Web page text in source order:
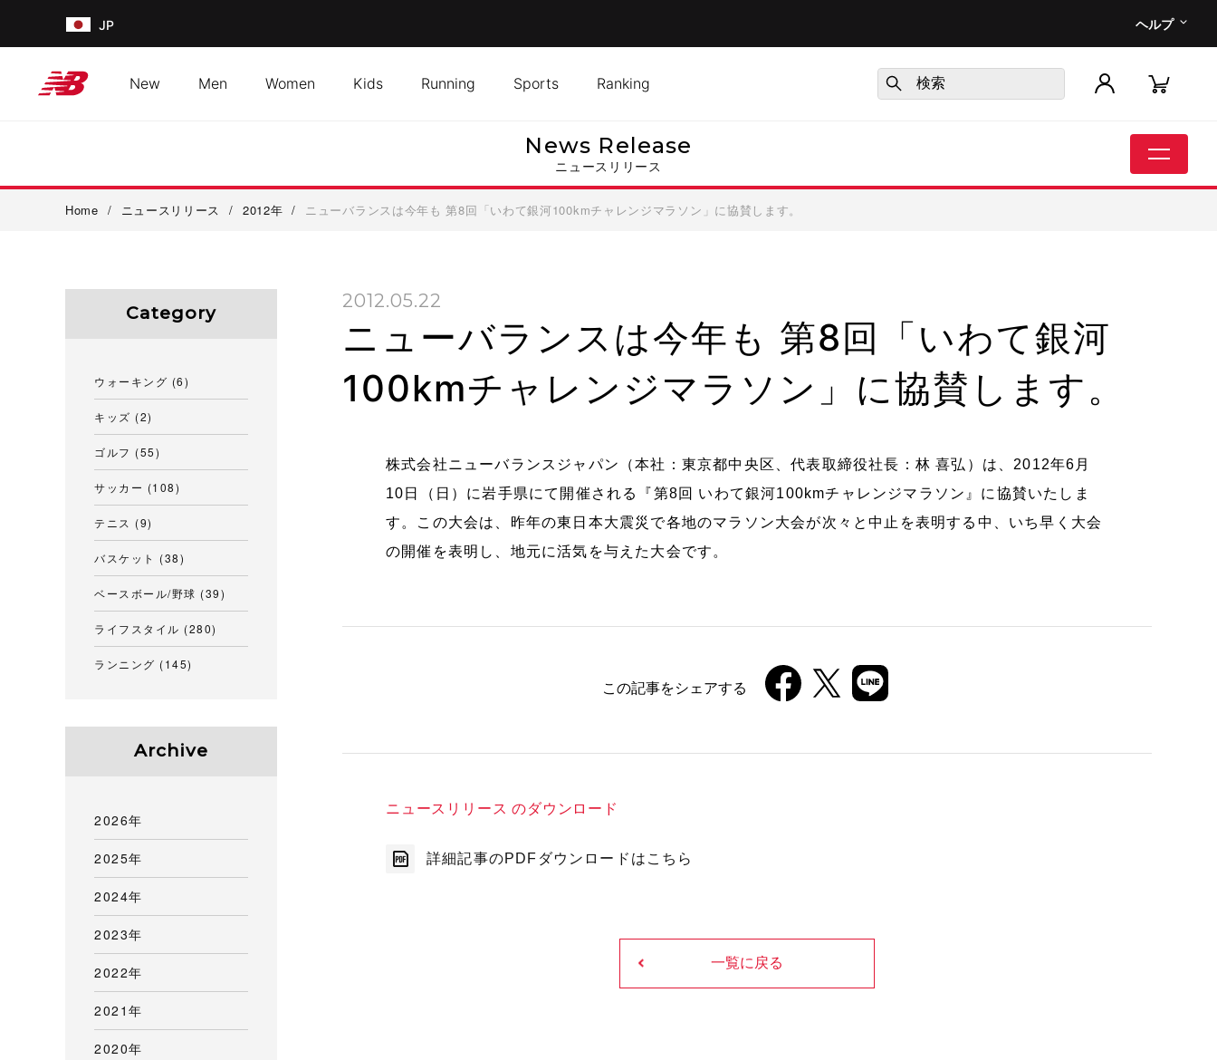
JP ヘルプ
New Men Women Kids Running Sports Ranking
News Release
ニュースリリース
Home / ニュースリリース / 2012年 / ニューバランスは今年も 第8回「いわて銀河100kmチャレンジマラソン」に協賛します。
2012.05.22
ニューバランスは今年も 第8回「いわて銀河
100kmチャレンジマラソン」に協賛します。
株式会社ニューバランスジャパン（本社：東京都中央区、代表取締役社長：林 喜弘）は、2012年6月
10日（日）に岩手県にて開催される『第8回 いわて銀河100kmチャレンジマラソン』に協賛いたしま
す。この大会は、昨年の東日本大震災で各地のマラソン大会が次々と中止を表明する中、いち早く大会
の開催を表明し、地元に活気を与えた大会です。
この記事をシェアする
ニュースリリース のダウンロード
詳細記事のPDFダウンロードはこちら
一覧に戻る
Category
ウォーキング (6)
キッズ (2)
ゴルフ (55)
サッカー (108)
テニス (9)
バスケット (38)
ベースボール/野球 (39)
ライフスタイル (280)
ランニング (145)
Archive
2026年
2025年
2024年
2023年
2022年
2021年
2020年